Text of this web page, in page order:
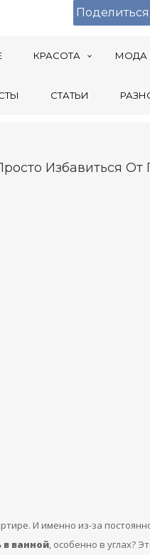
КРАСОТА МОДА
СТАТЬИ
Избавиться
И именно из-за
в ванной, особенно в углах?
Поделиться